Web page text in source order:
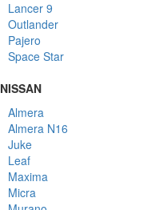
Lancer 9
Outlander
Pajero
Space Star
NISSAN
Almera
Almera N16
Juke
Leaf
Maxima
Micra